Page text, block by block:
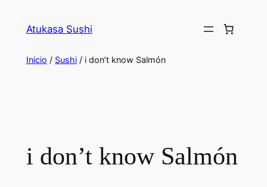
Atukasa Sushi
Inicio / Sushi/ i don’t know Salmón
i don’t know Salmón